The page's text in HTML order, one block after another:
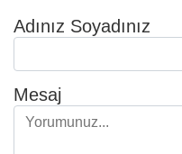
Adınız Soyadınız
Mesaj